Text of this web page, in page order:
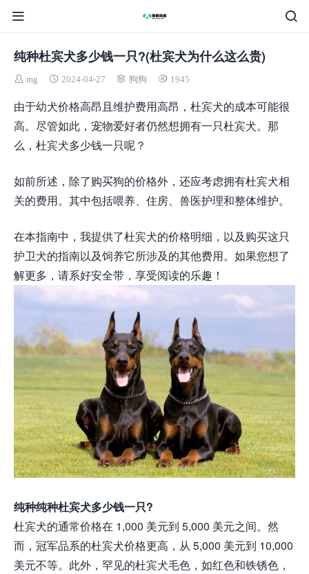
纯种杜宾犬多少钱一只?(杜宾犬为什么这么贵)
mg 2024-04-27 狗狗 1945
由于幼犬价格高昂且维护费用高昂，杜宾犬的成本可能很
高。尽管如此，宠物爱好者仍然想拥有一只杜宾犬。那
么，杜宾犬多少钱一只呢？
如前所述，除了购买狗的价格外，还应考虑拥有杜宾犬相
关的费用。其中包括喂养、住房、兽医护理和整体维护。
在本指南中，我提供了杜宾犬的价格明细，以及购买这只
护卫犬的指南以及饲养它所涉及的其他费用。如果您想了
解更多，请系好安全带，享受阅读的乐趣！
纯种纯种杜宾犬多少钱一只?
杜宾犬的通常价格在 1,000 美元到 5,000 美元之间。然
而，冠军品系的杜宾犬价格更高，从 5,000 美元到 10,000
美元不等。此外，罕见的杜宾犬毛色，如红色和铁锈色，